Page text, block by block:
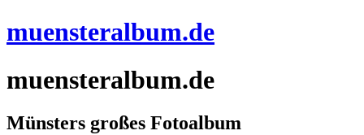
muensteralbum.de
muensteralbum.de
Münsters großes Fotoalbum